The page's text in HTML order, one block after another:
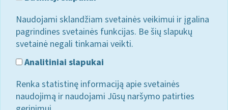
Naudojami sklandžiam svetainės veikimui ir įgalina
pagrindines svetainės funkcijas. Be šių slapukų
svetainė negali tinkamai veikti.
Analitiniai slapukai
Renka statistinę informaciją apie svetainės
naudojimą ir naudojami Jūsų naršymo patirties